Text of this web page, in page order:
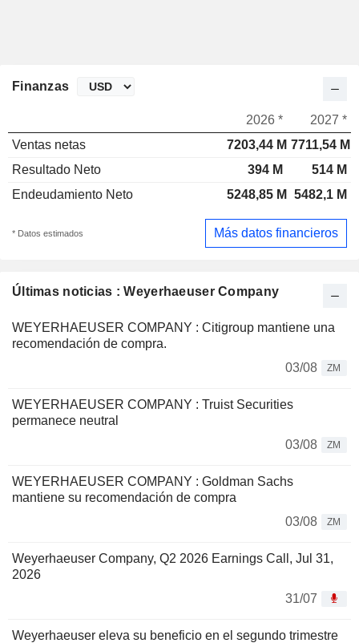
Últimas noticias : Weyerhaeuser Company
WEYERHAEUSER COMPANY : Citigroup mantiene una
recomendación de compra.
03/08
ZM
WEYERHAEUSER COMPANY : Truist Securities
permanece neutral
03/08
ZM
WEYERHAEUSER COMPANY : Goldman Sachs
mantiene su recomendación de compra
03/08
ZM
Weyerhaeuser Company, Q2 2026 Earnings Call, Jul 31,
2026
31/07
Weyerhaeuser eleva su beneficio en el segundo trimestre
Finanzas
2026 *
2027 *
Ventas netas
7203,44 M 7711,54 M
Resultado Neto
394 M
514 M
Endeudamiento Neto
5248,85 M 5482,1 M
* Datos estimados Más datos financieros